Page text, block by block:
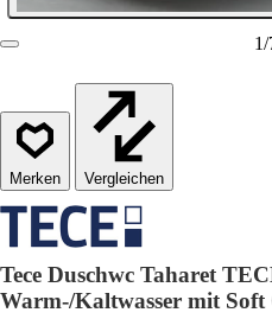
1/
Vergleichen
Tece Duschwc Taharet
Warm-/Kaltwasser mit Soft